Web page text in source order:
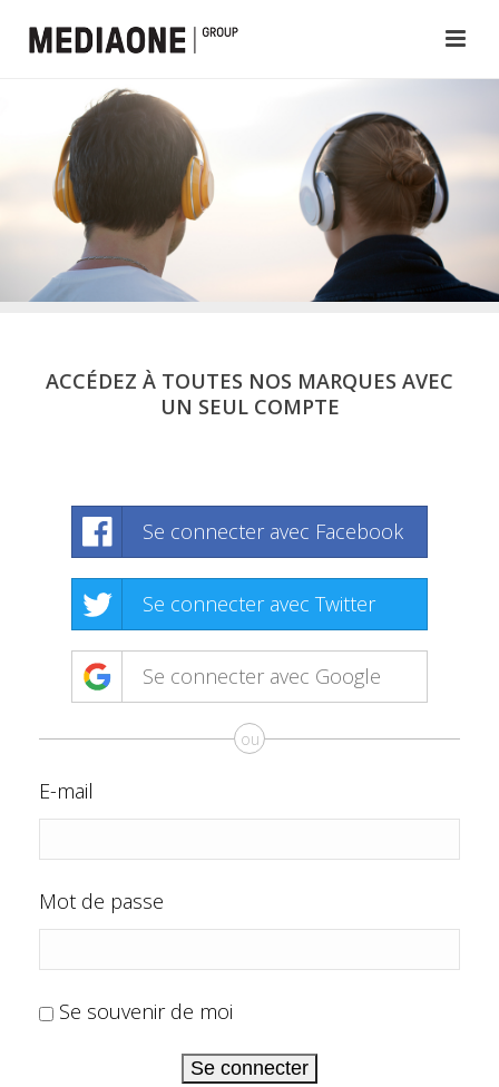
ACCÉDEZ À TOUTES NOS MARQUES AVEC
UN SEUL COMPTE
Se connecter avec Facebook
Se connecter avec Twitter
Se connecter avec Google
ou
E-mail
Mot de passe
Se souvenir de moi
Se connecter